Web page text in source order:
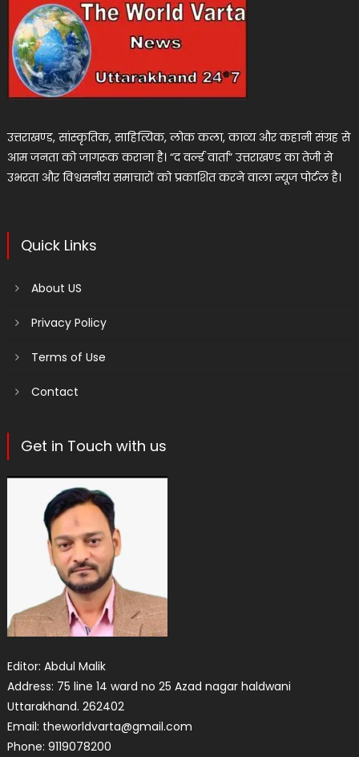
उत्तराखण्ड, सांस्कृतिक, साहित्यिक, लोक कला, काव्य और कहानी संग्रह से
आम जनता को जागरूक कराना है। “द वर्ल्ड वार्ता” उत्तराखण्ड का तेजी से
उभरता और विश्वसनीय समाचारों को प्रकाशित करने वाला न्यूज पोर्टल है।
Quick Links
About US
Privacy Policy
Terms of Use
Contact
Get in Touch with us
Editor: Abdul Malik
Address: 75 line 14 ward no 25 Azad nagar haldwani
Uttarakhand. 262402
Email: theworldvarta@gmail.com
Phone: 9119078200